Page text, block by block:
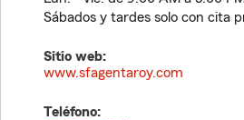
Sábados y tardes solo con cita
Sitio web:
www.sfagentaroy.com
Teléfono: